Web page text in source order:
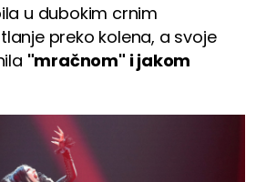
u dubokim crnim
preko kolena, a svoje
"mračnom" i jakom